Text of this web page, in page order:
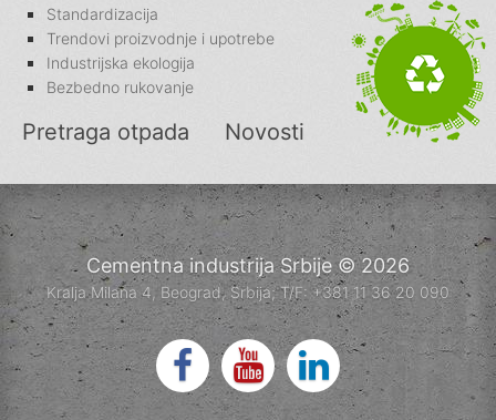
Standardizacija
Trendovi proizvodnje i upotrebe
Industrijska ekologija
Bezbedno rukovanje
Pretraga otpada Novosti
Cementna industrija Srbije © 2026
Kralja Milana 4, Beograd, Srbija; T/F: +381 11 36 20 090